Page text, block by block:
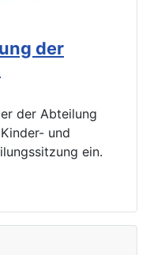
der
der Abteilung
und
ein.